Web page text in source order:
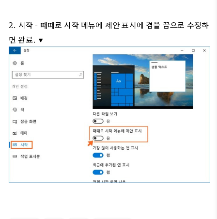
2. 시작 - 때때로 시작 메뉴에 제안 표시에 켬을 끔으로 수정하
면 완료. ▼